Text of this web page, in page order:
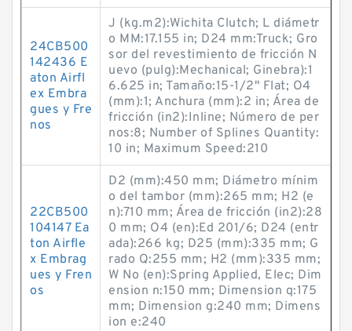
24CB500
142436 E
aton Airfl
ex Embra
gues y Fre
nos
J (kg.m2):Wichita Clutch; L diámetr
o MM:17.155 in; D24 mm:Truck; Gro
sor del revestimiento de fricción N
uevo (pulg):Mechanical; Ginebra):1
6.625 in; Tamaño:15-1/2" Flat; O4
(mm):1; Anchura (mm):2 in; Área de
fricción (in2):Inline; Número de per
nos:8; Number of Splines Quantity:
10 in; Maximum Speed:210
22CB500
104147 Ea
ton Airfle
x Embrag
ues y Fren
os
D2 (mm):450 mm; Diámetro mínim
o del tambor (mm):265 mm; H2 (e
n):710 mm; Área de fricción (in2):28
0 mm; O4 (en):Ed 201/6; D24 (entr
ada):266 kg; D25 (mm):335 mm; G
rado Q:255 mm; H2 (mm):335 mm;
W No (en):Spring Applied, Elec; Dim
ension n:150 mm; Dimension q:175
mm; Dimension g:240 mm; Dimens
ion e:240